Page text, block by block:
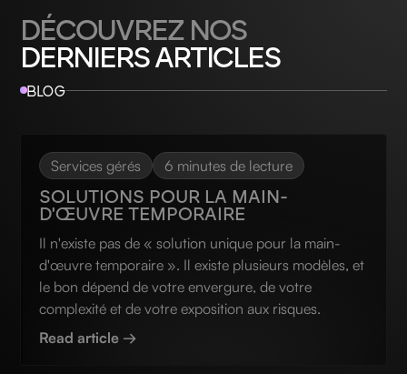
DÉCOUVREZ NOS
DERNIERS ARTICLES
BLOG
Services gérés 6 minutes de lecture
SOLUTIONS POUR LA MAIN-
D'ŒUVRE TEMPORAIRE
Il n'existe pas de « solution unique pour la main-
d'œuvre temporaire ». Il existe plusieurs modèles, et
le bon dépend de votre envergure, de votre
complexité et de votre exposition aux risques.
Read article →